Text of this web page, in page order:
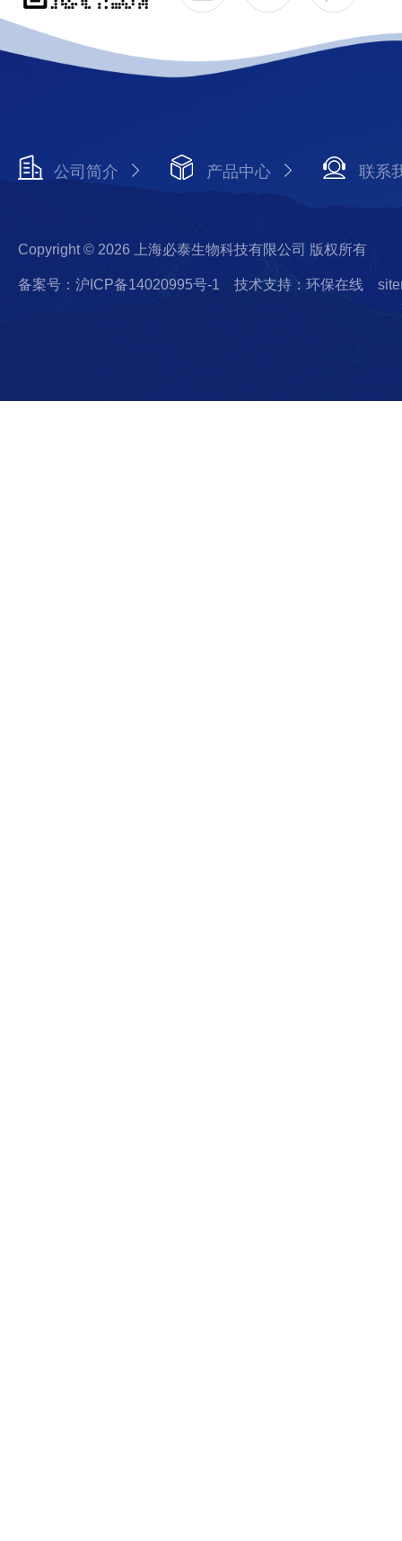
公司简介 产品中心 联系
Copyright © 2026 上海必泰生物科技有限公司 版权所有
备案号：沪ICP备14020995号-1 技术支持：环保在线